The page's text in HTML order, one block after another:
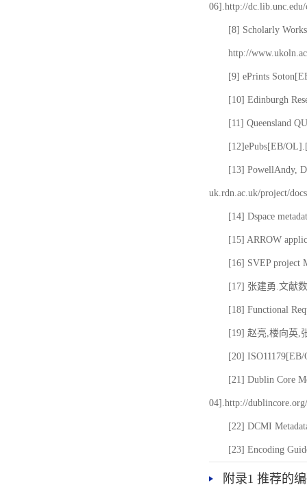
06].http://
[8] Scholarly
http://
[9] ePrints
[10] Edinburgh
[11] Queensland
[12]ePubs[EB/
[13] PowellAndy,
uk.rdn.ac.uk/project/
[14] Dspace
[15] ARROW
[16] SVEP project
[17] 张建勇.文献
[18] Functional
[19] 赵亮,楼向英,
[20] ISO11179[EB/
[21] Dublin Core
04].http://
[22] DCMI
[23] Encoding
附录1 推荐的